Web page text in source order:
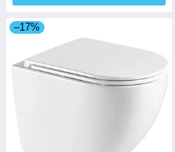
–17%